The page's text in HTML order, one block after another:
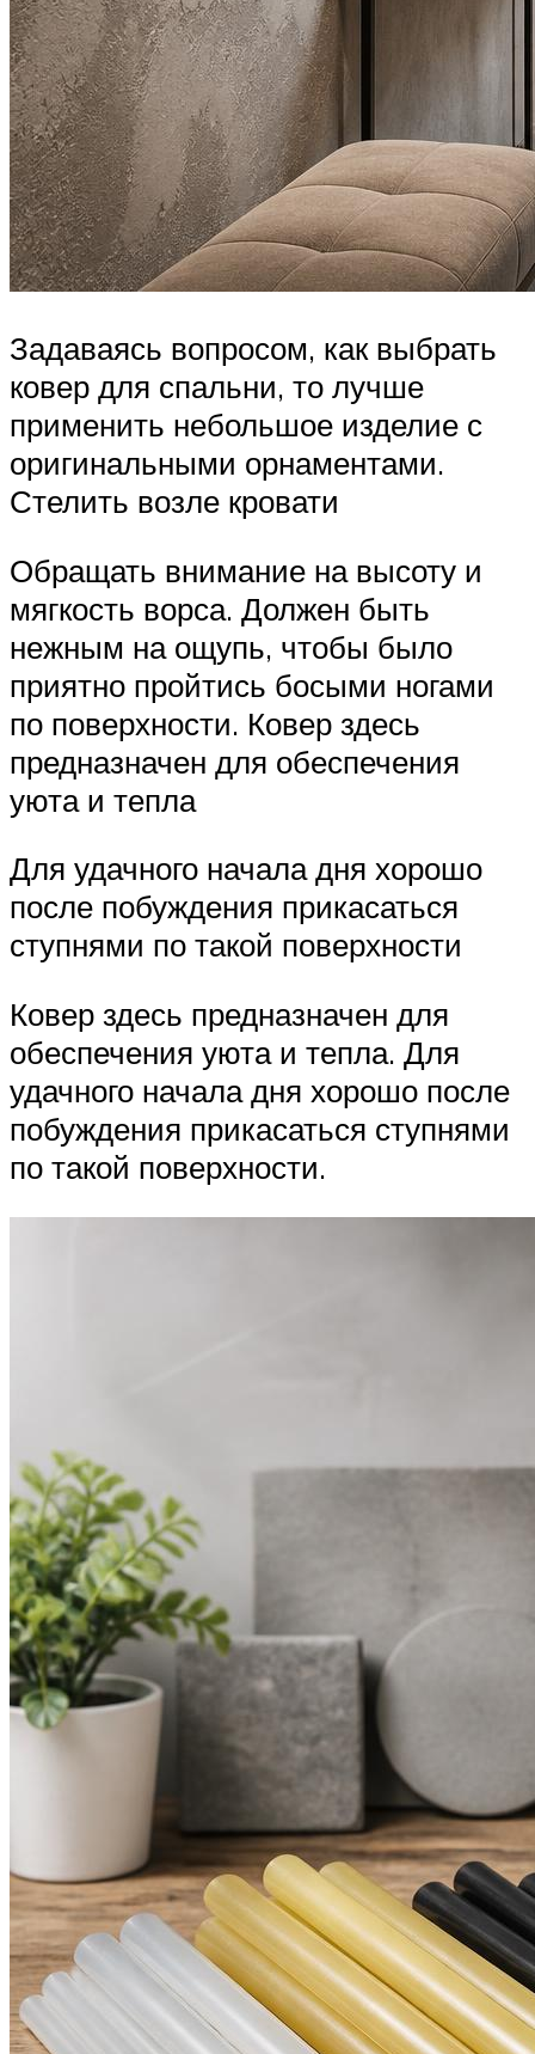
Задаваясь вопросом, как выбрать
ковер для спальни, то лучше
применить небольшое изделие с
оригинальными орнаментами.
Стелить возле кровати
Обращать внимание на высоту и
мягкость ворса. Должен быть
нежным на ощупь, чтобы было
приятно пройтись босыми ногами
по поверхности. Ковер здесь
предназначен для обеспечения
уюта и тепла
Для удачного начала дня хорошо
после побуждения прикасаться
ступнями по такой поверхности
Ковер здесь предназначен для
обеспечения уюта и тепла. Для
удачного начала дня хорошо после
побуждения прикасаться ступнями
по такой поверхности.